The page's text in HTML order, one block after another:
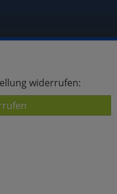
widerrufen: